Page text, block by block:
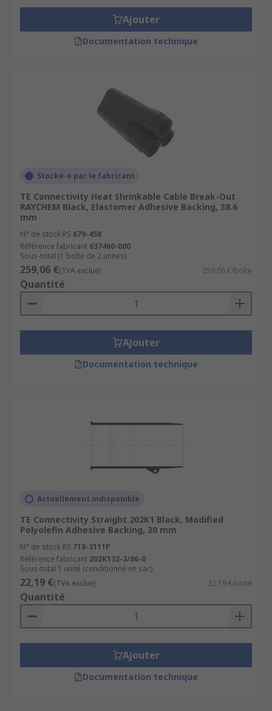
Ajouter
Documentation technique
Stocké-e par le fabricant
TE Connectivity Heat Shrinkable Cable Break-Out
RAYCHEM Black, Elastomer Adhesive Backing, 38.6
mm
N° de stock RS 679-458
Référence fabricant 637460-000
Sous-total (1 boîte de 2 unités)
259,06 €(TVA exclue) 259,06 €/boîte
Quantité
Ajouter
Documentation technique
Actuellement indisponible
TE Connectivity Straight 202K1 Black, Modified
Polyolefin Adhesive Backing, 30 mm
N° de stock RS 718-3111P
Référence fabricant 202K132-3/86-0
Sous-total 1 unité (conditionné en sac)
22,19 €(TVA exclue) 22,19 €/unité
Quantité
Ajouter
Documentation technique